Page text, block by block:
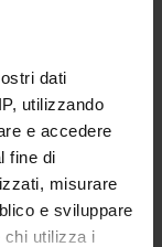
dati
utilizzando
e accedere
fine di
misurare
e sviluppare
chi utilizza i